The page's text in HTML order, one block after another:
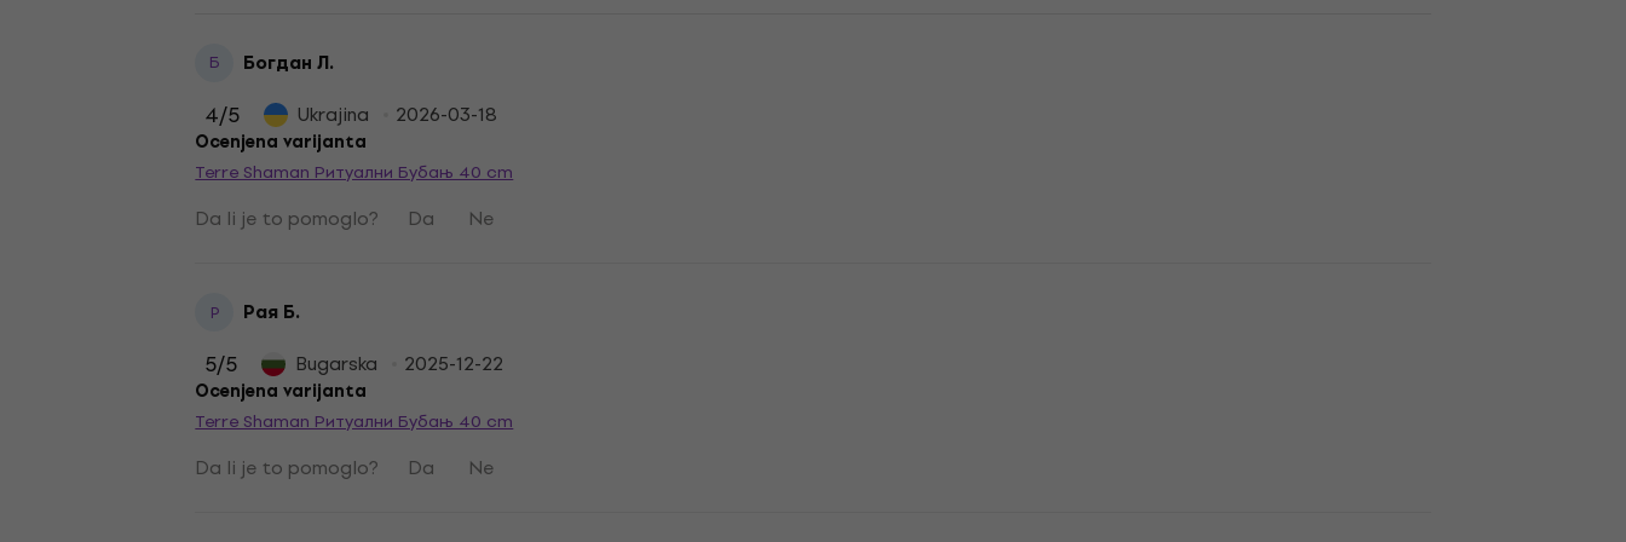
Б Богдан Л.
4/5 Ukrajina 2026-03-18
Ocenjena varijanta
Terre Shaman Ритуални Бубањ 40 cm
Da li je to pomoglo? Da Ne
Р Рая Б.
5/5 Bugarska 2025-12-22
Ocenjena varijanta
Terre Shaman Ритуални Бубањ 40 cm
Da li je to pomoglo? Da Ne